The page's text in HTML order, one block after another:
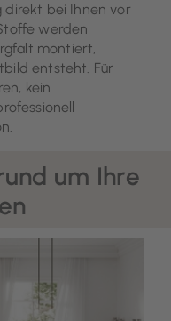
bei Ihnen vor
werden
montiert,
entsteht. Für
kein
um Ihre